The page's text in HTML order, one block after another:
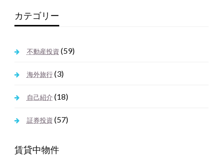
カテゴリー
不動産投資 (59)
海外旅行(3)
自己紹介 (18)
証券投資 (57)
賃貸中物件